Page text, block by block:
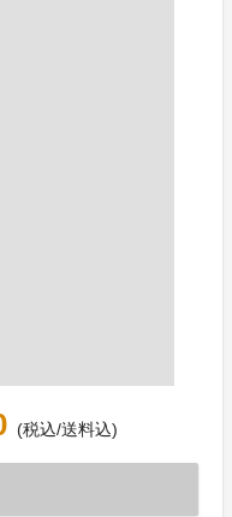
(税込/送料込)